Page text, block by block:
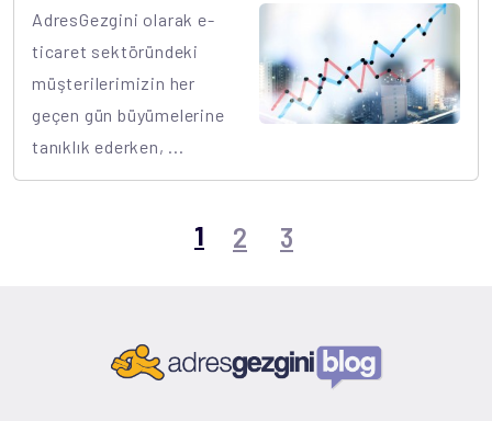
AdresGezgini olarak e-
ticaret sektöründeki
müşterilerimizin her
geçen gün büyümelerine
tanıklık ederken, ...
1 2 3